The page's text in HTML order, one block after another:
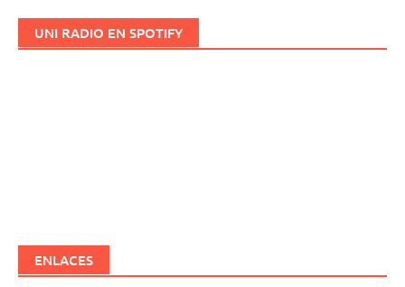
UNI RADIO EN SPOTIFY
ENLACES